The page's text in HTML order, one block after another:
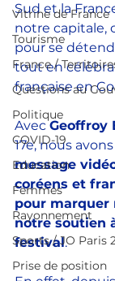
Vitrine de France
Tourisme
France /
Questions au
Politique
COVID-19
Education
Femmes
Rayonnement
Sports / JO Paris
Prise de position
Sud et la
notre capitale,
pour se
tout en
française en
Avec Geoffroy
17e, nous
message
coréens et
pour
notre soutien
festival.